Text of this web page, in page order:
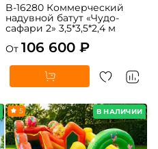
B-16280 Коммерческий
надувной батут «Чудо-
сафари 2» 3,5*3,5*2,4 м
От 106 600 ₽
В НАЛИЧИИ
5